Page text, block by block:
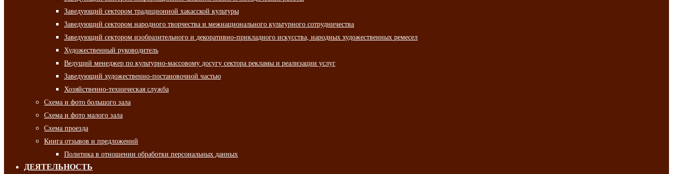
Заведующий сектором традиционной хакасской культуры
Заведующий сектором народного творчества и межнационального культурного сотрудничества
Заведующий сектором изобразительного и декоративно-прикладного искусства, народных художественных ремесел
Художественный руководитель
Ведущий менеджер по культурно-массовому досугу сектора рекламы и реализации услуг
Заведующий художественно-постановочной частью
Хозяйственно-техническая служба
Схема и фото большого зала
Схема и фото малого зала
Схема проезда
Книга отзывов и предложений
Политика в отношении обработки персональных данных
ДЕЯТЕЛЬНОСТЬ